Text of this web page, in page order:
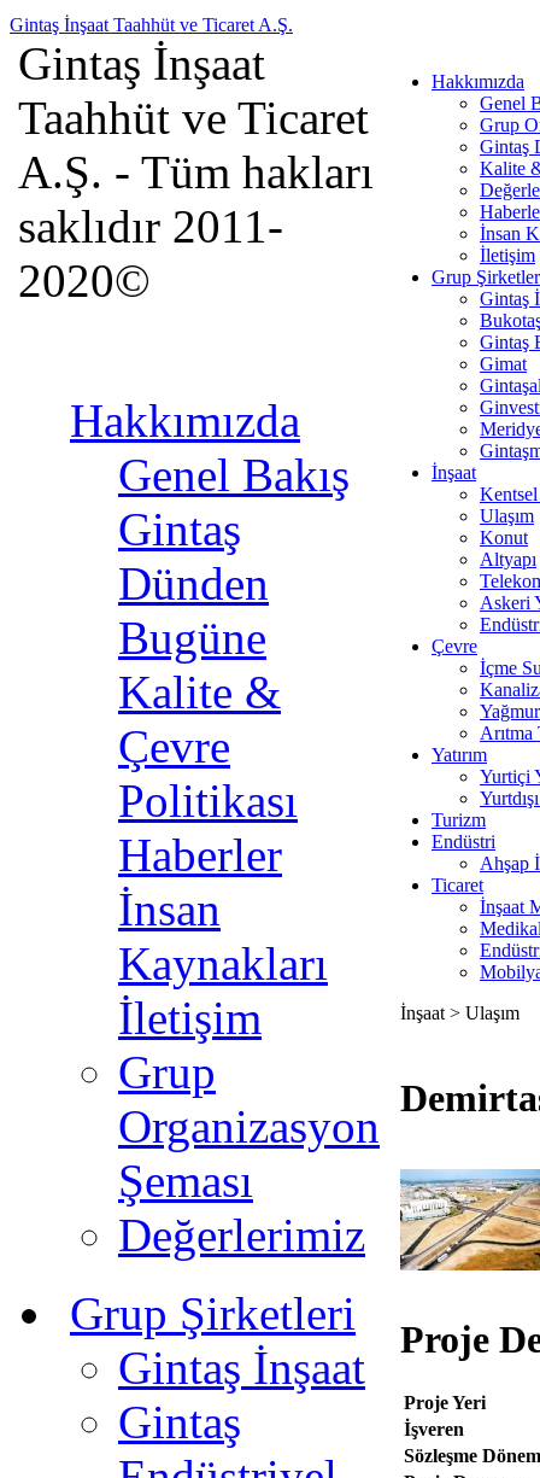
Gintaş İnşaat Taahhüt ve Ticaret A.Ş.
Hakkımızda
Genel
Grup
Gintaş
Kalite
İnsan
İletişim
Grup
Gintaş
Gintaş
Gimat
İnşaat
Kentsel
Ulaşım
Konut
Altyapı
Askeri
Çevre
İçme
Arıtma
Yatırım
Yurtiçi
Turizm
Endüstri
Ahşap
Ticaret
İnşaat
İnşaat > Ulaşım
Proje
Proje Yeri
İşveren
Sözleşme
Gintaş İnşaat
Taahhüt ve Ticaret
A.Ş. - Tüm hakları
saklıdır 2011-
2020©
Hakkımızda
Genel Bakış
Gintaş
Dünden
Bugüne
Kalite &
Çevre
Politikası
Haberler
İnsan
Kaynakları
İletişim
Grup
Organizasyon
Şeması
Değerlerimiz
Grup Şirketleri
Gintaş İnşaat
Gintaş